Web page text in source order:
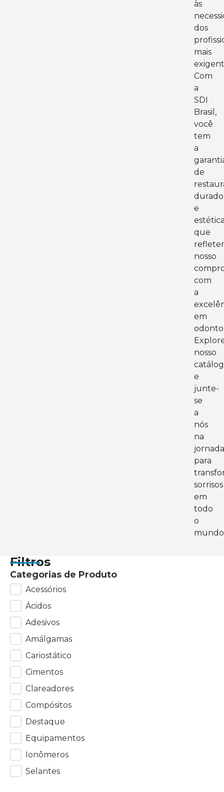
às
dos
mais
Com
a
SDI
Brasil,
você
tem
a
de
e
que
nosso
com
a
em
nosso
e
junte-
se
a
nós
na
jornada
para
sorrisos
em
todo
o
Filtros
Categorias de Produto
Acessórios
Ácidos
Adesivos
Amálgamas
Cariostático
Cimentos
Clareadores
Compósitos
Destaque
Equipamentos
Ionômeros
Selantes